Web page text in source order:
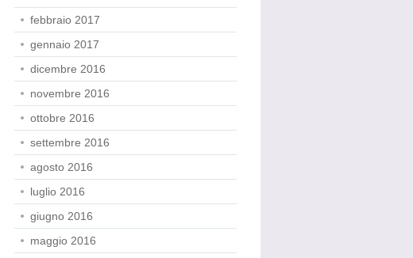
febbraio 2017
gennaio 2017
dicembre 2016
novembre 2016
ottobre 2016
settembre 2016
agosto 2016
luglio 2016
giugno 2016
maggio 2016